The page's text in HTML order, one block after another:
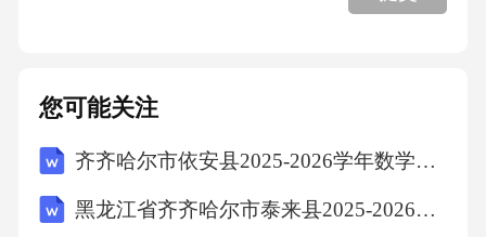
您可能关注
齐齐哈尔市依安县2025-2026学年数学四年级下学期期中学业质量监测试题含解析
黑龙江省齐齐哈尔市泰来县2025-2026学年四下数学期末教学质量检测模拟试题（含解析）